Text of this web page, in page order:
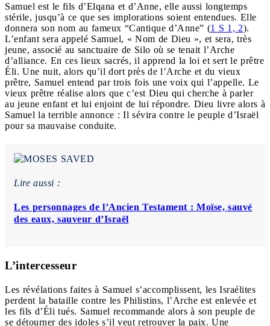
Samuel est le fils d’Elqana et d’Anne, elle aussi longtemps
stérile, jusqu’à ce que ses implorations soient entendues. Elle
donnera son nom au fameux “Cantique d’Anne” (1 S 1, 2).
L’enfant sera appelé Samuel, « Nom de Dieu », et sera, très
jeune, associé au sanctuaire de Silo où se tenait l’Arche
d’alliance. En ces lieux sacrés, il apprend la loi et sert le prêtre
Éli. Une nuit, alors qu’il dort près de l’Arche et du vieux
prêtre, Samuel entend par trois fois une voix qui l’appelle. Le
vieux prêtre réalise alors que c’est Dieu qui cherche à parler
au jeune enfant et lui enjoint de lui répondre. Dieu livre alors à
Samuel la terrible annonce : Il sévira contre le peuple d’Israël
pour sa mauvaise conduite.
Lire aussi :
Les personnages de l’Ancien Testament : Moïse, sauvé
des eaux, sauveur d’Israël
L’intercesseur
Les révélations faites à Samuel s’accomplissent, les Israélites
perdent la bataille contre les Philistins, l’Arche est enlevée et
les fils d’Éli tués. Samuel recommande alors à son peuple de
se détourner des idoles s’il veut retrouver la paix. Une